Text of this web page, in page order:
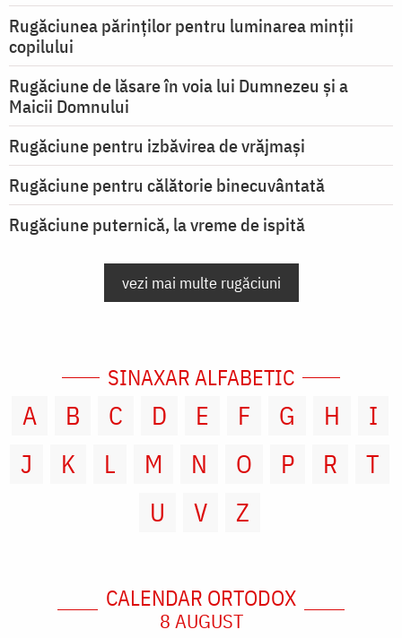
Rugăciunea părinților pentru luminarea minţii
copilului
Rugăciune de lăsare în voia lui Dumnezeu şi a
Maicii Domnului
Rugăciune pentru izbăvirea de vrăjmași
Rugăciune pentru călătorie binecuvântată
Rugăciune puternică, la vreme de ispită
vezi mai multe rugăciuni
SINAXAR ALFABETIC
A B C D E F G H
I
J
K L M N O P R
T
U
V Z
CALENDAR ORTODOX
8 AUGUST